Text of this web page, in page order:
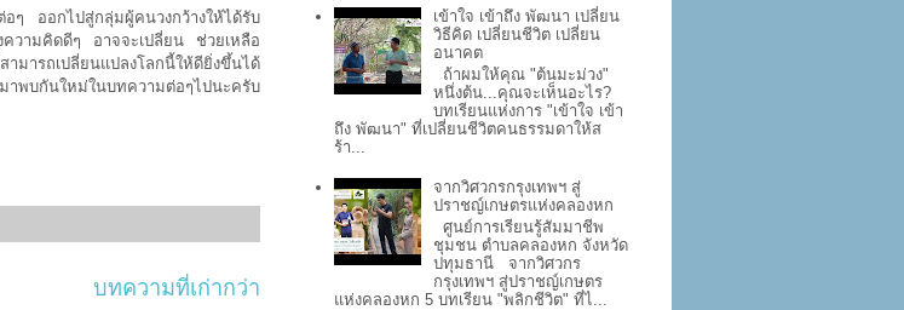
ออกไปสู่กลุ่มผู้คนวงกว้างให้ได้รับ
ามคิดดีๆ อาจจะเปลี่ยน ช่วยเหลือ
ารถเปลี่ยนแปลงโลกนี้ให้ดียิ่งขึ้นได้
บกันใหม่ในบทความต่อๆไปนะครับ
บทความที่เก่ากว่า
เข้าใจ เข้าถึง พัฒนา เปลี่ยน
วิธีคิด เปลี่ยนชีวิต เปลี่ยน
อนาคต
ถ้าผมให้คุณ "ต้นมะม่วง"
หนึ่งต้น...คุณจะเห็นอะไร?
บทเรียนแห่งการ "เข้าใจ เข้า
ถึง พัฒนา" ที่เปลี่ยนชีวิตคนธรรมดาให้ส
ร้า...
จากวิศวกรกรุงเทพฯ สู่
ปราชญ์เกษตรแห่งคลองหก
ศูนย์การเรียนรู้สัมมาชีพ
ชุมชน ตำบลคลองหก จังหวัด
ปทุมธานี จากวิศวกร
กรุงเทพฯ สู่ปราชญ์เกษตร
แห่งคลองหก 5 บทเรียน "พลิกชีวิต" ที่ไ...